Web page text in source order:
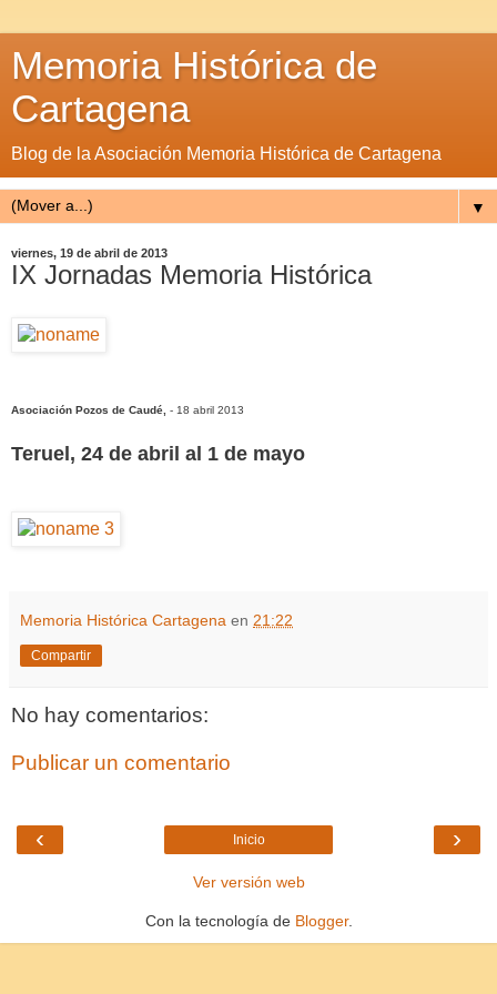
Memoria Histórica de
Cartagena
Blog de la Asociación Memoria Histórica de Cartagena
▼
viernes, 19 de abril de 2013
IX Jornadas Memoria Histórica
Asociación Pozos de Caudé, - 18 abril 2013
Teruel, 24 de abril al 1 de mayo
Memoria Histórica Cartagena en 21:22
Compartir
No hay comentarios:
Publicar un comentario
‹ ›
Inicio
Ver versión web
Con la tecnología de Blogger.